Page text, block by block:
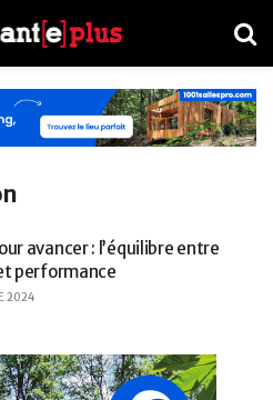
avancer : l’équilibre entre
performance
2024